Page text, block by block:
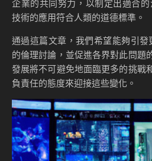
企業的共同努力，以制定出適合
技術的應用符合人類的道德標準。
通過這篇文章，我們希望能夠引
的倫理討論，並促進各界對此問題
發展將不可避免地面臨更多的挑戰
負責任的態度來迎接這些變化。